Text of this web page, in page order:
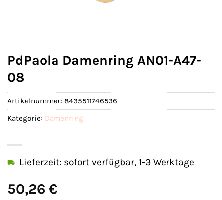
PdPaola Damenring AN01-A47-
08
50,26 €
Lieferzeit: sofort verfügbar, 1-3 Werktage
Artikelnummer: 8435511746536
Kategorie: Damenring